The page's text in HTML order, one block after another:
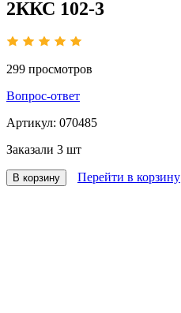
2ККС 102-3
299 просмотров
Вопрос-ответ
Артикул: 070485
Заказали 3 шт
В корзину Перейти в корзину